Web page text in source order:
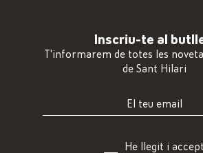
Inscriu-te al
T'informarem de totes les
de Sant Hilari
He llegit i